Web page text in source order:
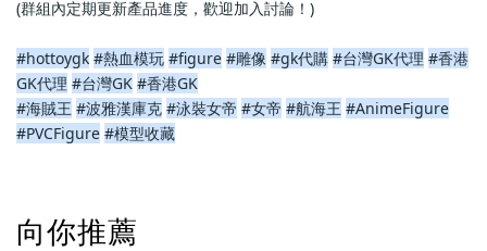
(群組內定期更新產品進度，歡迎加入討論！)
#hottoygk #熱血模玩 #figure #雕像 #gk代購 #台灣GK代理 #香港
GK代理 #台灣GK #香港GK
#海賊王 #波雅漢庫克 #泳裝女帝 #女帝 #航海王 #AnimeFigure
#PVCFigure #模型收藏
向你推薦